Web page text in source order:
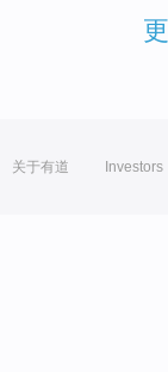
关于有道 Investors